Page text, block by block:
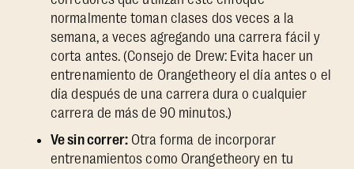
normalmente toman clases dos veces a la
semana, a veces agregando una carrera fácil y
corta antes. (Consejo de Drew: Evita hacer un
entrenamiento de Orangetheory el día antes o el
día después de una carrera dura o cualquier
carrera de más de 90 minutos.)
Ve sin correr: Otra forma de incorporar
entrenamientos como Orangetheory en tu